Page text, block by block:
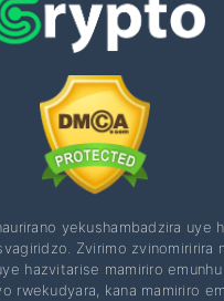
yekushambadzira uye
Zvirimo zvinomiririra
hazvitarise mamiriro emunhu
rwekudyara, kana mamiriro